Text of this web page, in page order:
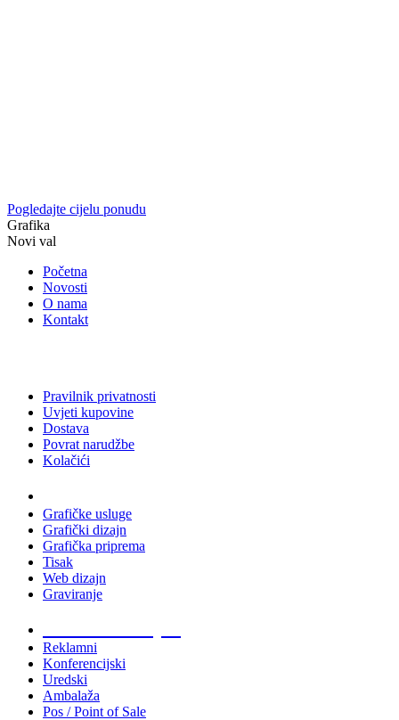
Pogledajte cijelu ponudu
Grafika
Novi val
Početna
Novosti
O nama
Kontakt
Pravilnik privatnosti
Uvjeti kupovine
Dostava
Povrat narudžbe
Kolačići
Grafičke usluge
Grafički dizajn
Grafička priprema
Tisak
Web dizajn
Graviranje
Reklamni
Konferencijski
Uredski
Ambalaža
Pos / Point of Sale